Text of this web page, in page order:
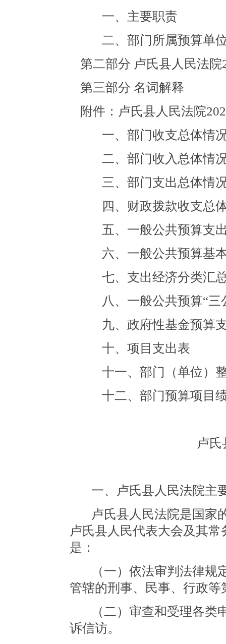
一、主要职责
二、部门所属预算单
第二部分 卢氏县人民法
第三部分 名词解释
附件：卢氏县人民法院
一、部门收支总体情
二、部门收入总体情
三、部门支出总体情
四、财政拨款收支总
五、一般公共预算支
六、一般公共预算基
七、支出经济分类汇
八、 一般公共预算“三
九、政府性基金预算
十、项目支出表
十一、部门（单位）
十二、部门预算项目
卢
一、卢氏县人民法院主
卢氏县人民法院是国家
卢氏县人民代表大会及其
是：
（一）依法审判法律
管辖的刑事、民事、行政等
（二）审查和受理各
诉信访。